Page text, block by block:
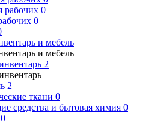
рабочих 0
0
и мебель
и мебель
2
2
ткани 0
средства и бытовая химия 0
0